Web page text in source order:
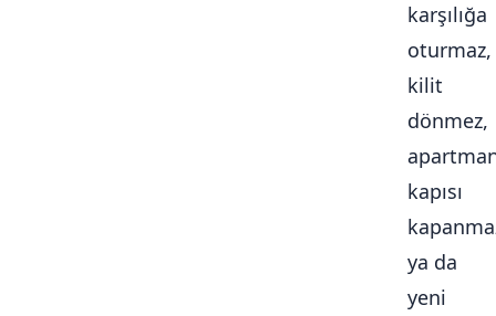
karşılığa
oturmaz,
kilit
dönmez,
kapısı
ya da
yeni